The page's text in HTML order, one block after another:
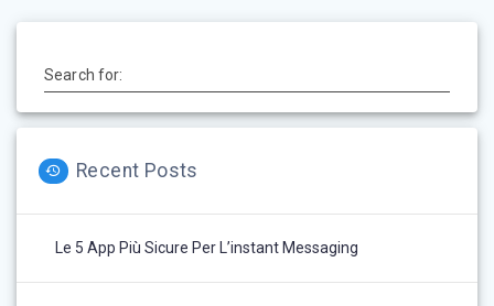
Search for:
Recent Posts
Le 5 App Più Sicure Per L’instant Messaging